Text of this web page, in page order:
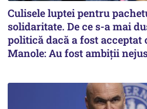
Culisele luptei pentru
solidaritate. De ce s-a mai
politică dacă a fost acceptat
Manole: Au fost ambiții